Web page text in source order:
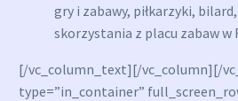
gry i zabawy, piłkarzyki,
skorzystania z placu zabaw w
[/vc_column_text][/vc_column][/
type=”in_container”